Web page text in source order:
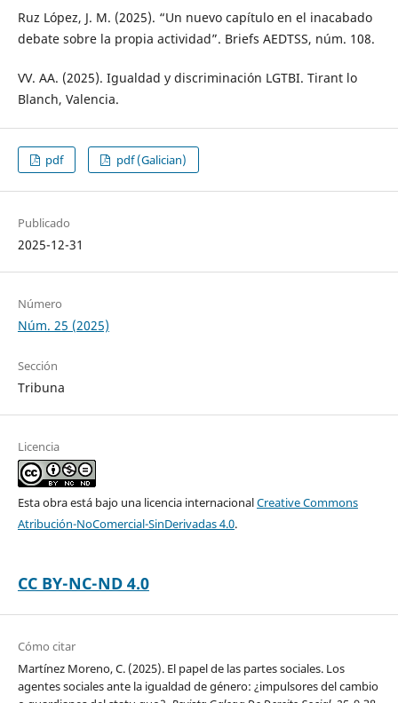
Ruz López, J. M. (2025). “Un nuevo capítulo en el inacabado
debate sobre la propia actividad”. Briefs AEDTSS, núm. 108.
VV. AA. (2025). Igualdad y discriminación LGTBI. Tirant lo
Blanch, Valencia.
pdf pdf (Galician)
Publicado
2025-12-31
Número
Núm. 25 (2025)
Sección
Tribuna
Licencia
Esta obra está bajo una licencia internacionalCreative Commons
Atribución-NoComercial-SinDerivadas 4.0.
CC BY-NC-ND 4.0
Cómo citar
Martínez Moreno, C. (2025). El papel de las partes sociales. Los
agentes sociales ante la igualdad de género: ¿impulsores del cambio